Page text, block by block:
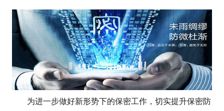
为进一步做好新形势下的保密工作，切实提升保密防